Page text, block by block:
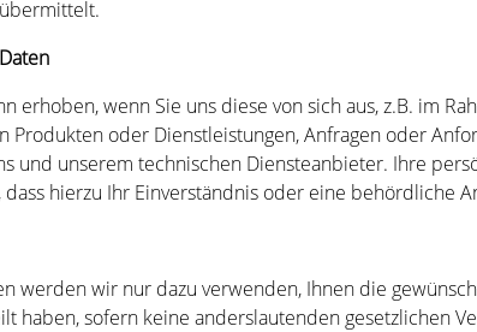
erhoben, wenn Sie uns diese von sich aus, z.B. im
Produkten oder Dienstleistungen, Anfragen oder
und unserem technischen Diensteanbieter. Ihre
hierzu Ihr Einverständnis oder eine behördliche
werden wir nur dazu verwenden, Ihnen die
haben, sofern keine anderslautenden gesetzlichen